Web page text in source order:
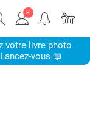
votre livre photo
vous 📖